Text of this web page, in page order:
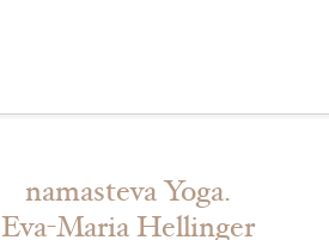
namasteva Yoga.
Eva-Maria Hellinger